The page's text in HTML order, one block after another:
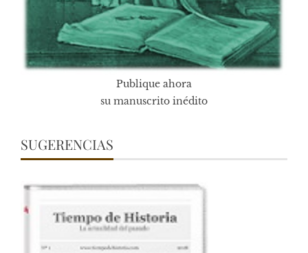
Publique ahora
su manuscrito inédito
SUGERENCIAS